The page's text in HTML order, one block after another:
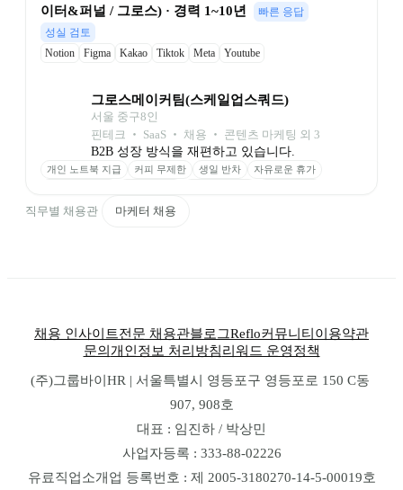
이터&퍼널 / 그로스) · 경력 1~10년
빠른 응답
성실 검토
Notion
Figma Kakao Tiktok Meta
Youtube
Airbridge Hotjar GTM Braze Amplitude
그로스메이커팀(스케일업스쿼드)
서울 중구8인
핀테크 ‧ SaaS ‧ 채용 ‧ 콘텐츠 마케팅 외 3
B2B 성장 방식을 재편하고 있습니다.
개인 노트북 지급 커피 무제한 생일 반차
자유로운 휴가
성과 인센티브
스톡옵션
직무별 채용관 마케터 채용
채용 인사이트전문 채용관블로그Reflo커뮤니티 이용약관
문의 개인정보 처리방침리워드 운영정책
(주)그룹바이HR | 서울특별시 영등포구 영등포로 150 C동
907, 908호
대표 : 임진하 / 박상민
사업자등록 : 333-88-02226
유료직업소개업 등록번호 : 제 2005-3180270-14-5-00019호